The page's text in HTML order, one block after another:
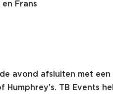
en Frans
avond afsluiten met
TB Events